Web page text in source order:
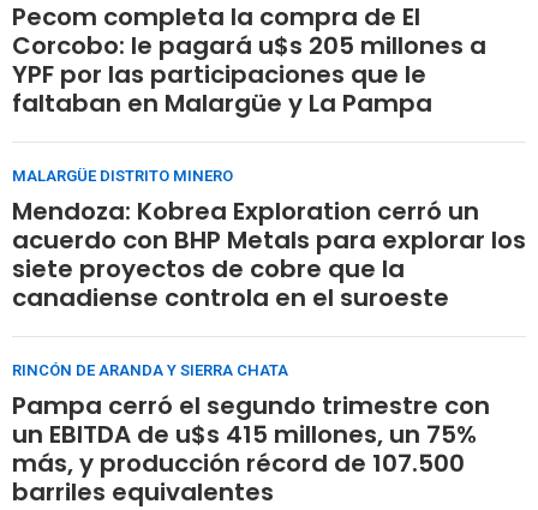
Pecom completa la compra de El
Corcobo: le pagará u$s 205 millones a
YPF por las participaciones que le
faltaban en Malargüe y La Pampa
MALARGÜE DISTRITO MINERO
Mendoza: Kobrea Exploration cerró un
acuerdo con BHP Metals para explorar los
siete proyectos de cobre que la
canadiense controla en el suroeste
RINCÓN DE ARANDA Y SIERRA CHATA
Pampa cerró el segundo trimestre con
un EBITDA de u$s 415 millones, un 75%
más, y producción récord de 107.500
barriles equivalentes